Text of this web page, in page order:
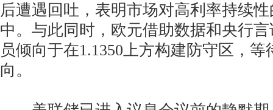
后遭遇回吐，表明市场对高利率持续
中。与此同时，欧元借助数据和央行
员倾向于在1.1350上方构建防守区，
向。